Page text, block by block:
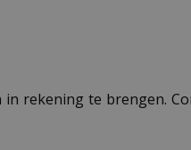
rekening te brengen.